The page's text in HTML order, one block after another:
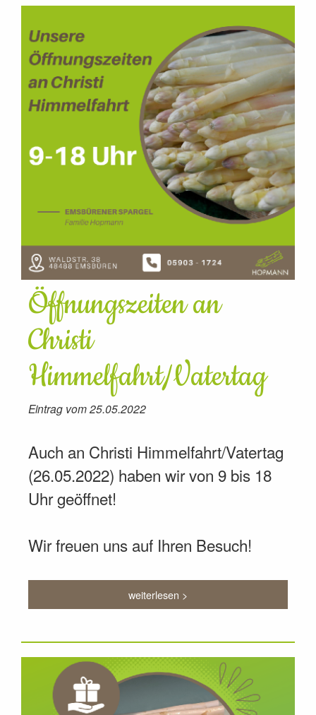
Öffnungszeiten an
Christi
Himmelfahrt/Vatertag
Eintrag vom 25.05.2022
Auch an Christi Himmelfahrt/Vatertag
(26.05.2022) haben wir von 9 bis 18
Uhr geöffnet!
Wir freuen uns auf Ihren Besuch!
weiterlesen >